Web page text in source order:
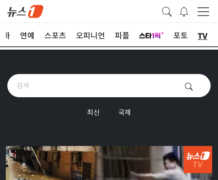
화 연예 스포츠 오피니언 피플 포토 TV
최신 국제